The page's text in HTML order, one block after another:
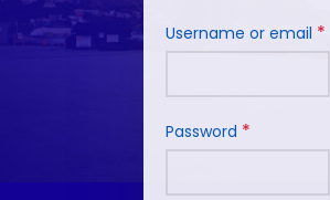
Username or email *
Password *